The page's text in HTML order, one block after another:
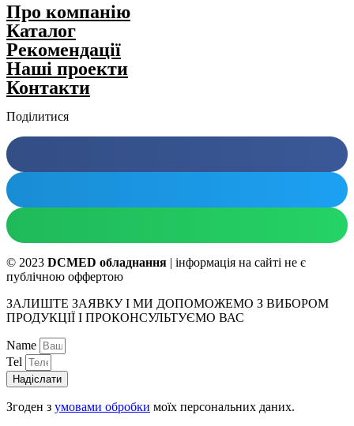
Про компанію
Каталог
Рекомендації
Нашi проекти
Контакти
Поділитися
© 2023 DCMED обладнання | інформація на сайті не є
публічною оффертою
ЗАЛИШТЕ ЗАЯВКУ І МИ ДОПОМОЖЕМО З ВИБОРОМ
ПРОДУКЦІЇ І ПРОКОНСУЛЬТУЄМО ВАС
Name
Tel
Надіслати
Згоден з умовами обробки моїх персональних даних.